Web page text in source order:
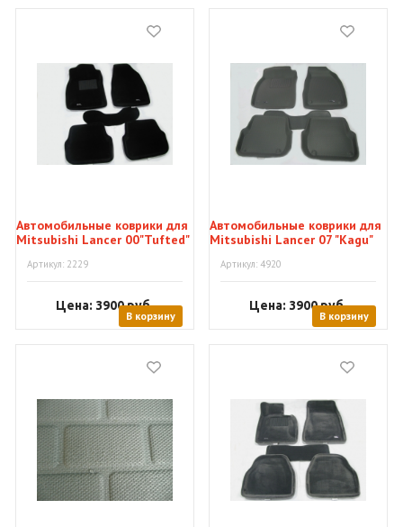
Автомобильные коврики для
Mitsubishi Lancer 00"Tufted"
Артикул: 2229
Цена: 3900руб.
В корзину
Автомобильные коврики для
Mitsubishi Lancer 07 "Kagu"
Артикул: 4920
Цена: 3900руб.
В корзину